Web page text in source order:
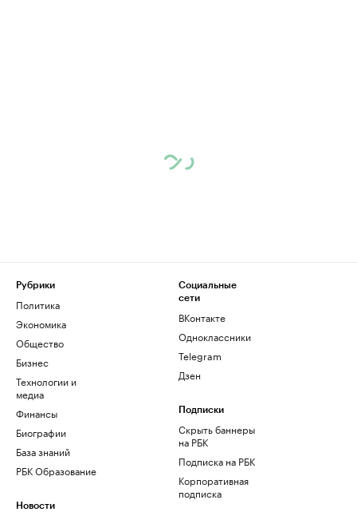
Рубрики
Политика
Экономика
Общество
Бизнес
Технологии и
медиа
Финансы
Биографии
База знаний
РБК Образование
Новости
Социальные
сети
ВКонтакте
Одноклассники
Telegram
Дзен
Подписки
Скрыть баннеры
на РБК
Подписка на РБК
Корпоративная
подписка